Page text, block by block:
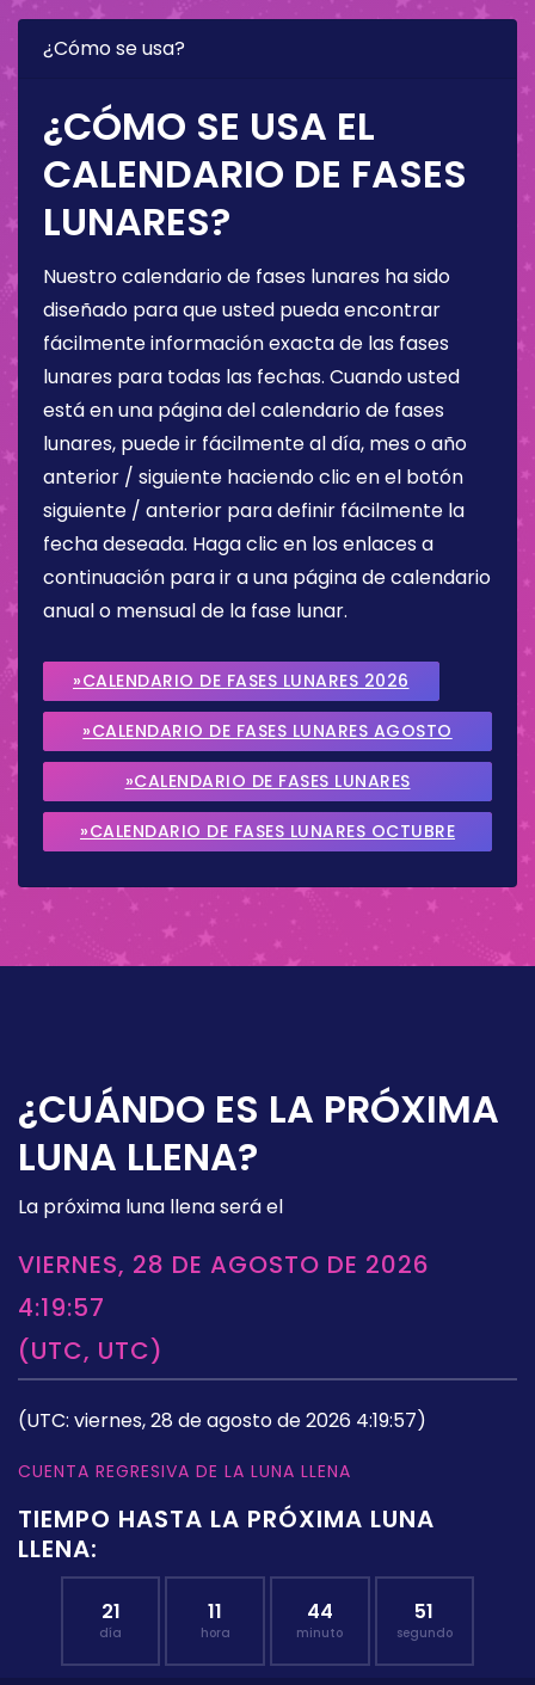
¿Cómo se usa?
¿CÓMO SE USA EL
CALENDARIO DE FASES
LUNARES?
Nuestro calendario de fases lunares ha sido
diseñado para que usted pueda encontrar
fácilmente información exacta de las fases
lunares para todas las fechas. Cuando usted
está en una página del calendario de fases
lunares, puede ir fácilmente al día, mes o año
anterior / siguiente haciendo clic en el botón
siguiente / anterior para definir fácilmente la
fecha deseada. Haga clic en los enlaces a
continuación para ir a una página de calendario
anual o mensual de la fase lunar.
»CALENDARIO DE FASES LUNARES 2026
»CALENDARIO DE FASES LUNARES AGOSTO
2026
»CALENDARIO DE FASES LUNARES
SEPTIEMBRE 2026
»CALENDARIO DE FASES LUNARES OCTUBRE
¿CUÁNDO ES LA PRÓXIMA
LUNA LLENA?
La próxima luna llena será el
VIERNES, 28 DE AGOSTO DE 2026
4:19:57
(UTC, UTC)
(UTC: viernes, 28 de agosto de 2026 4:19:57)
CUENTA REGRESIVA DE LA LUNA LLENA
TIEMPO HASTA LA PRÓXIMA LUNA
LLENA:
21
día
11
hora
44
minuto
50
segundo